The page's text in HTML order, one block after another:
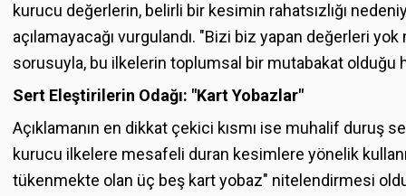
kurucu değerlerin, belirli bir kesimin rahatsızlığı
açılamayacağı vurgulandı. "Bizi biz yapan değerleri yok
sorusuyla, bu ilkelerin toplumsal bir mutabakat olduğu
Sert Eleştirilerin Odağı: "Kart Yobazlar"
Açıklamanın en dikkat çekici kısmı ise muhalif duruş
kurucu ilkelere mesafeli duran kesimlere yönelik
tükenmekte olan üç beş kart yobaz" nitelendirmesi